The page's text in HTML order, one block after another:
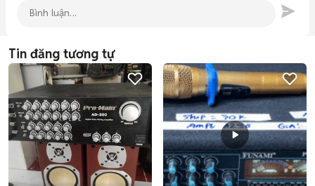
Tin đăng tương tự